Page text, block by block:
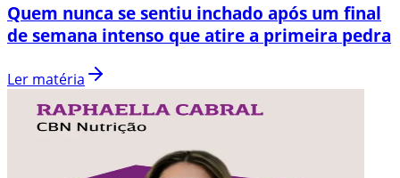
Quem nunca se sentiu inchado após um final
de semana intenso que atire a primeira pedra
Ler matéria